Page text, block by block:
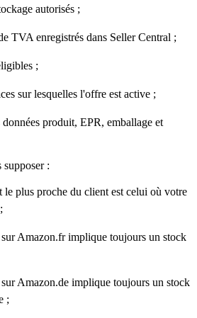
autorisés ;
TVA enregistrés dans Seller Central ;
;
sur lesquelles l'offre est active ;
données produit, EPR, emballage et
supposer :
le plus proche du client est celui où votre
Amazon.fr implique toujours un stock
Amazon.de implique toujours un stock
;